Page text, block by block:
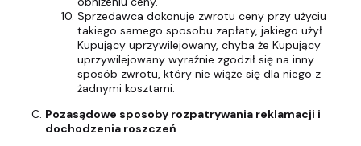
Sprzedawca dokonuje zwrotu ceny przy użyciu
takiego samego sposobu zapłaty, jakiego użył
Kupujący uprzywilejowany, chyba że Kupujący
uprzywilejowany wyraźnie zgodził się na inny
sposób zwrotu, który nie wiąże się dla niego z
żadnymi kosztami.
Pozasądowe sposoby rozpatrywania reklamacji i
dochodzenia roszczeń